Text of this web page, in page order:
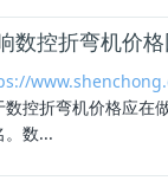
数控折弯机价
数控折弯机价格应在
。数...